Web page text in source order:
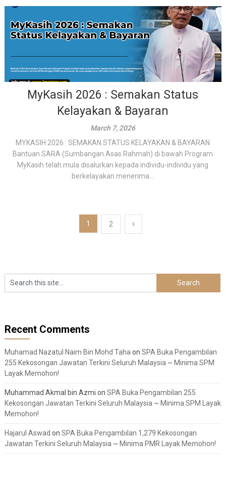
MyKasih 2026 : Semakan Status
Kelayakan & Bayaran
March 7, 2026
MYKASIH 2026 : SEMAKAN STATUS KELAYAKAN & BAYARAN
Bantuan SARA (Sumbangan Asas Rahmah) di bawah Program
MyKasih telah mula disalurkan kepada individu-individu yang
berkelayakan menerima...
1 2
Recent Comments
Muhamad Nazatul Naim Bin Mohd Taha on SPA Buka Pengambilan
255 Kekosongan Jawatan Terkini Seluruh Malaysia ~ Minima SPM
Layak Memohon!
Muhammad Akmal bin Azmi on SPA Buka Pengambilan 255
Kekosongan Jawatan Terkini Seluruh Malaysia ~ Minima SPM Layak
Memohon!
Hajarul Aswad on SPA Buka Pengambilan 1,279 Kekosongan
Jawatan Terkini Seluruh Malaysia ~ Minima PMR Layak Memohon!